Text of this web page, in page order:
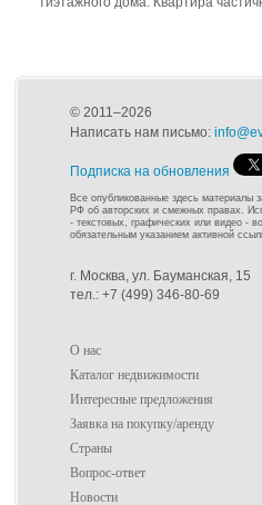
© 2011–2026
Написать нам письмо:
Подписка на обновления
Все опубликованные здесь материалы
РФ об авторских и смежных правах.
- текстовых, графических или видео -
обязательным указанием активной
г. Москва, ул. Бауманская, 15
тел.: +7 (499) 346-80-69
О нас
Каталог недвижимости
Интересные предложения
Заявка на покупку/аренду
Страны
Вопрос-ответ
Новости